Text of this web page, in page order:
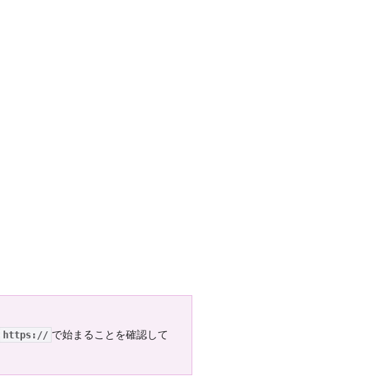
https:// で始まることを確認して